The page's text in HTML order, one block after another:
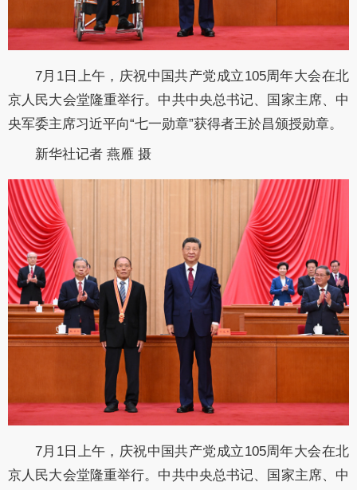
7月1日上午，庆祝中国共产党成立105周年大会在北
京人民大会堂隆重举行。中共中央总书记、国家主席、中
央军委主席习近平向“七一勋章”获得者王於昌颁授勋章。
新华社记者 燕雁 摄
7月1日上午，庆祝中国共产党成立105周年大会在北
京人民大会堂隆重举行。中共中央总书记、国家主席、中